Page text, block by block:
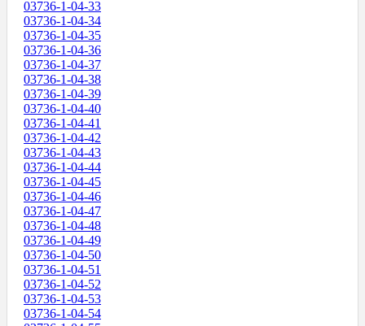
03736-1-04-33
03736-1-04-34
03736-1-04-35
03736-1-04-36
03736-1-04-37
03736-1-04-38
03736-1-04-39
03736-1-04-40
03736-1-04-41
03736-1-04-42
03736-1-04-43
03736-1-04-44
03736-1-04-45
03736-1-04-46
03736-1-04-47
03736-1-04-48
03736-1-04-49
03736-1-04-50
03736-1-04-51
03736-1-04-52
03736-1-04-53
03736-1-04-54